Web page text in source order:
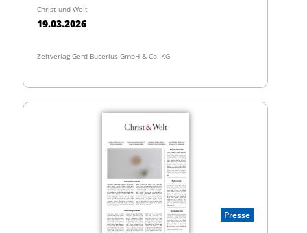
Christ und Welt
19.03.2026
Zeitverlag Gerd Bucerius GmbH & Co. KG
Presse